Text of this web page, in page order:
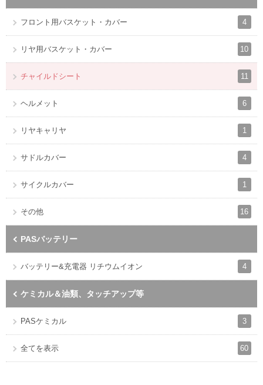
フロント用バスケット・カバー 4
リヤ用バスケット・カバー 10
チャイルドシート 11
ヘルメット 6
リヤキャリヤ 1
サドルカバー 4
サイクルカバー 1
その他 16
PASバッテリー
バッテリー&充電器 リチウムイオン 4
ケミカル＆油類、タッチアップ等
PASケミカル 3
全てを表示 60